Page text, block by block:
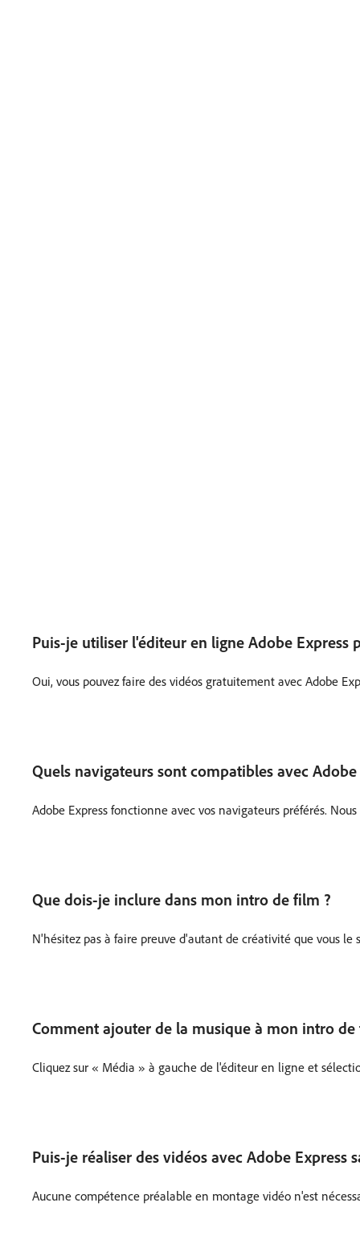
Puis-je utiliser l'éditeur en ligne Adobe
Oui, vous pouvez faire des vidéos gratuitement avec Adobe
Quels navigateurs sont compatibles avec Adobe
Adobe Express fonctionne avec vos navigateurs préférés.
Que dois-je inclure dans mon intro de film ?
N'hésitez pas à faire preuve d'autant de créativité que vous
Comment ajouter de la musique à mon intro de
Cliquez sur « Média » à gauche de l'éditeur en ligne et
Puis-je réaliser des vidéos avec Adobe
Aucune compétence préalable en montage vidéo n'est